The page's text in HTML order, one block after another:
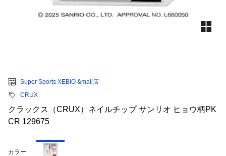
Super Sports XEBIO &mall店
CRUX
クラックス（CRUX）ネイルチップ サンリオ ヒョウ柄PK
CR 129675
カラー